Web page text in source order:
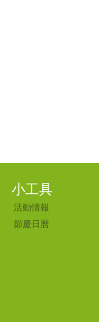
小工具
活動情報
節慶日曆